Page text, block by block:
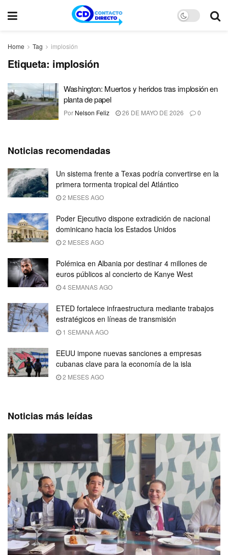
Home Tag implosión
Etiqueta: implosión
Washington: Muertos y heridos tras implosión en
planta de papel
Por Nelson Feliz 26 DE MAYO DE 2026 0
Noticias recomendadas
Un sistema frente a Texas podría convertirse en la
primera tormenta tropical del Atlántico
2 MESES AGO
Poder Ejecutivo dispone extradición de nacional
dominicano hacia los Estados Unidos
2 MESES AGO
Polémica en Albania por destinar 4 millones de
euros públicos al concierto de Kanye West
4 SEMANAS AGO
ETED fortalece infraestructura mediante trabajos
estratégicos en líneas de transmisión
1 SEMANA AGO
EEUU impone nuevas sanciones a empresas
cubanas clave para la economía de la isla
2 MESES AGO
Noticias más leídas